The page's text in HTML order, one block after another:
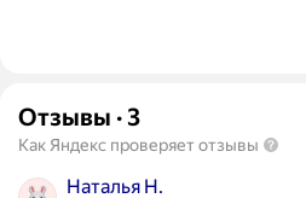
Отзывы · 3
Как Яндекс проверяет отзывы
Наталья Н.